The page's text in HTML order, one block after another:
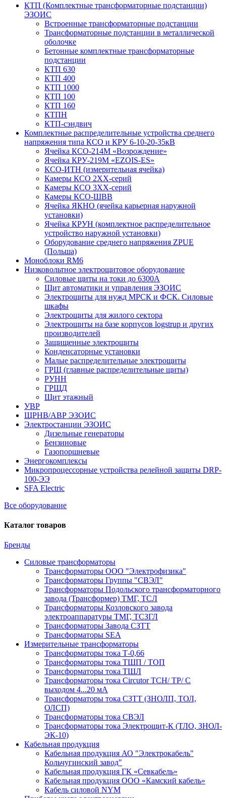
КТП (Комплектные трансформаторные подстанции)
ЭЗОИС
Встроенные трансформаторные подстанции
Трансформаторные подстанции в металлической
оболочке
Бетонные комплектные трансформаторные
подстанции
КТП 630
КТП 400
КТП 1000
КТП 100
КТП 160
КТПН
КТП-сэндвич
Комплектные распределительные устройства среднего
напряжения типа КСО и КРУ 6-10-20-35кВ
Ячейка КСО-214М «Возрождение»
Ячейка КРУ-219М «EZOIS-ES»
КСО-ИТН (измерительная ячейка)
Камеры КСО 2ХХ-серий
Камеры КСО 3ХХ-серий
Камеры КСО-ШВВ
Ячейка ЯКНО (ячейка карьерная наружной
установки)
Ячейка КРУН (комплектное распределительное
устройство наружной установки)
Оборудование среднего напряжения ZPUE
(Польша)
Моноблоки RM6
Низковольтное электрощитовое оборудование
Силовые щиты на токи до 6300А
Щит автоматики и управления ЭЗОИС
Электрощиты для нужд МРСК и ФСК. Силовые
шкафы
Электрощиты для жилого сектора
Электрощиты на базе корпусов logstrup и других
производителей
Защищенные электрощиты
Конденсаторные установки
Малые распределительные электрощиты
ГРЩ (главные распределительные щиты)
РУНН
ГРЩД
Щит этажный
УВР
ЩРНВ/АВР ЭЗОИС
Электростанции ЭЗОИС
Дизельные генераторы
Бензиновые
Газопоршневые
Энергокомплексы
Микропроцессорные устройства релейной защиты DRP-
100-ЭЭ
SFA Electric
Все оборудование
Каталог товаров
Бренды
Силовые трансформаторы
Трансформаторы ООО "Электрофизика"
Трансформаторы Группы "СВЭЛ"
Трансформаторы Подольского трансформаторного
завода (Трансформер) ТМГ, ТСЛ
Трансформаторы Козловского завода
электроаппаратуры ТМГ, ТСЗГЛ
Трансформаторы Завода СЗТТ
Трансформаторы SEA
Измерительные трансформаторы
Трансформаторы тока Т-0,66
Трансформаторы тока ТШП / ТОП
Трансформаторы тока ТШЛ
Трансформаторы тока Circutor TCH/ TP/ С
выходом 4...20 мА
Трансформаторы тока СЗТТ (ЗНОЛП, ТОЛ,
ОЛСП)
Трансформаторы тока СВЭЛ
Трансформаторы тока Электрощит-К (ТЛО, ЗНОЛ-
ЭК-10)
Кабельная продукция
Кабельная продукция АО "Электрокабель"
Кольчугинский завод"
Кабельная продукция ГК «Севкабель»
Кабельная продукция ООО «Камский кабель»
Кабель силовой NYM